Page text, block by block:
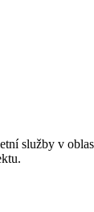
služby v